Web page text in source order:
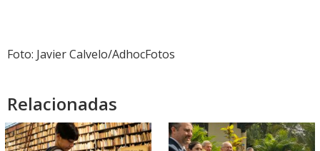
Foto: Javier Calvelo/AdhocFotos
Relacionadas